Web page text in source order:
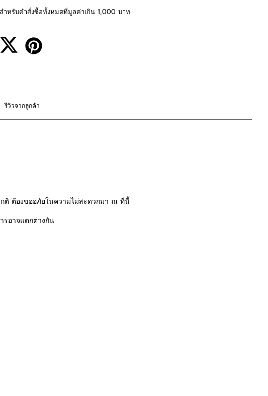
ำหรับคำสั่งซื้อทั้งหมดที่มูลค่าเกิน 1,000 บาท
รีวิวจากลูกค้า
กติ ต้องขออภัยในความไม่สะดวกมา ณ ที่นี้
รอาจแตกต่างกัน